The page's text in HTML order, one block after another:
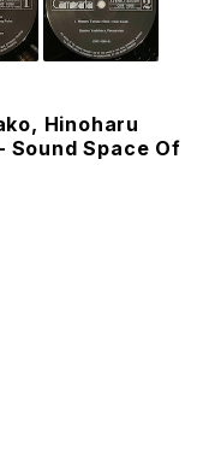
Hinoharu
Sound Space Of